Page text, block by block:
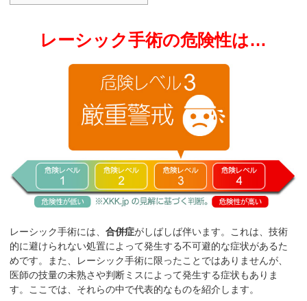
レーシック手術の危険性は…
レーシック手術には、合併症がしばしば伴います。これは、技術
的に避けられない処置によって発生する不可避的な症状があるた
めです。また、レーシック手術に限ったことではありませんが、
医師の技量の未熟さや判断ミスによって発生する症状もありま
す。ここでは、それらの中で代表的なものを紹介します。